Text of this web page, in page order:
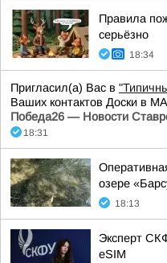
Правила
серьёзно
18:34
Пригласил(а) Вас в
Ваших контактов Доски в
Победа26 — Новости
18:31
озере
18:13
Эксперт
eSIM